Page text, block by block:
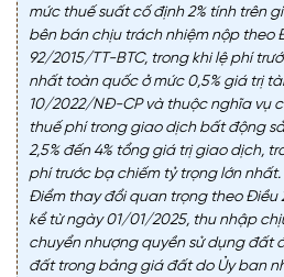
mức thuế suất cố định 2% tính trên
bên bán chịu trách nhiệm nộp theo
92/2015/TT-BTC, trong khi lệ phí
nhất toàn quốc ở mức 0,5% giá trị
10/2022/NĐ-CP và thuộc nghĩa vụ
thuế phí trong giao dịch bất động
2,5% đến 4% tổng giá trị giao dịch,
phí trước bạ chiếm tỷ trọng lớn nhất.
Điểm thay đổi quan trọng theo Điều
kể từ ngày 01/01/2025, thu nhập
chuyển nhượng quyền sử dụng đất
đất trong bảng giá đất do Ủy ban